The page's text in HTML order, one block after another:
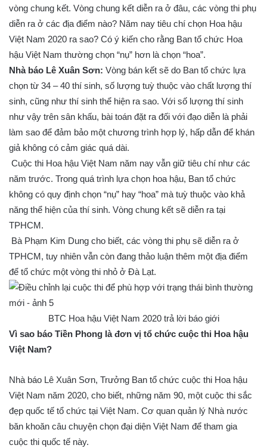
vòng chung kết. Vòng chung kết diễn ra ở đâu, các vòng thi phụ
diễn ra ở các địa điểm nào? Năm nay tiêu chí chọn Hoa hậu
Việt Nam 2020 ra sao? Có ý kiến cho rằng Ban tổ chức Hoa
hậu Việt Nam thường chọn “nụ” hơn là chọn “hoa”.
Nhà báo Lê Xuân Sơn: Vòng bán kết sẽ do Ban tổ chức lựa
chọn từ 34 – 40 thí sinh, số lượng tuỳ thuộc vào chất lượng thí
sinh, cũng như thí sinh thể hiện ra sao. Với số lượng thí sinh
như vậy trên sân khấu, bài toán đặt ra đối với đạo diễn là phải
làm sao để đảm bảo một chương trình hợp lý, hấp dẫn để khán
giả không có cảm giác quá dài.
Cuộc thi Hoa hậu Việt Nam năm nay vẫn giữ tiêu chí như các
năm trước. Trong quá trình lựa chọn hoa hậu, Ban tổ chức
không có quy định chọn “nụ” hay “hoa” mà tuỳ thuộc vào khả
năng thể hiện của thí sinh. Vòng chung kết sẽ diễn ra tại
TPHCM.
Bà Phạm Kim Dung cho biết, các vòng thi phụ sẽ diễn ra ở
TPHCM, tuy nhiên vẫn còn đang thảo luận thêm một địa điểm
để tổ chức một vòng thi nhỏ ở Đà Lạt.
BTC Hoa hậu Việt Nam 2020 trả lời báo giới
Vì sao báo Tiền Phong là đơn vị tổ chức cuộc thi Hoa hậu
Việt Nam?
Nhà báo Lê Xuân Sơn, Trưởng Ban tổ chức cuộc thi Hoa hậu
Việt Nam năm 2020, cho biết, những năm 90, một cuộc thi sắc
đẹp quốc tế tổ chức tại Việt Nam. Cơ quan quản lý Nhà nước
băn khoăn câu chuyện chọn đại diện Việt Nam để tham gia
cuộc thi quốc tế này.